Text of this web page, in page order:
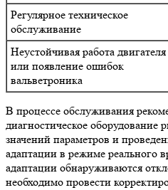
Регулярное техническое
обслуживание
Неустойчивая работа двигателя
или появление ошибок
вальветроника
В процессе обслуживания
диагностическое оборудование
значений параметров и
адаптации в режиме реального
адаптации обнаруживаются
необходимо провести